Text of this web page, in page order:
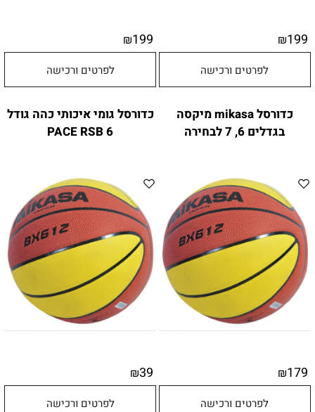
₪199
לפרטים ורכישה
₪199
לפרטים ורכישה
כדורסל mikasa מיקסה
בגדלים 6, 7 לבחירה
₪179
לפרטים ורכישה
כדורסל גומי איכותי כהה גודל
6 PACE RSB
₪39
לפרטים ורכישה